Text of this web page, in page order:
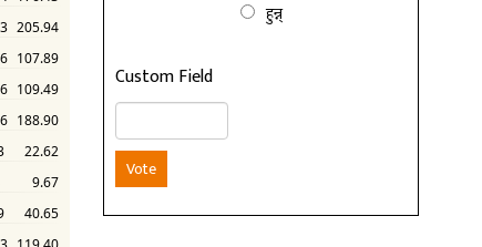
हुन्न्
Custom Field
Vote